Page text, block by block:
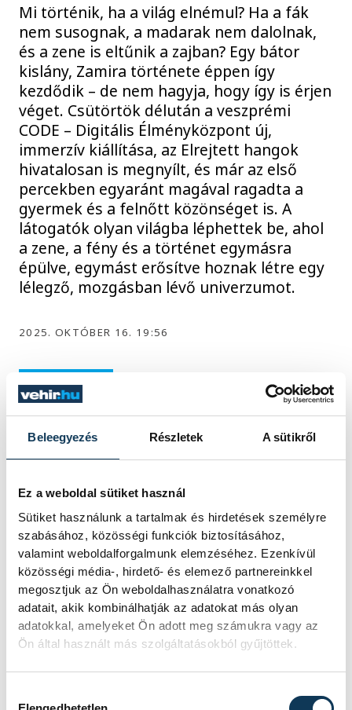
Beleegyezés Részletek A sütikről
Ez a weboldal sütiket használ
Sütiket használunk a tartalmak és hirdetések személyre
szabásához, közösségi funkciók biztosításához,
valamint weboldalforgalmunk elemzéséhez. Ezenkívül
közösségi média-, hirdető- és elemező partnereinkkel
megosztjuk az Ön weboldalhasználatra vonatkozó
adatait, akik kombinálhatják az adatokat más olyan
adatokkal, amelyeket Ön adott meg számukra vagy az
Ön által használt más szolgáltatásokból gyűjtöttek.
Mi történik, ha a világ elnémul? Ha a fák
nem susognak, a madarak nem dalolnak,
és a zene is eltűnik a zajban? Egy bátor
kislány, Zamira története éppen így
kezdődik – de nem hagyja, hogy így is érjen
véget. Csütörtök délután a veszprémi
CODE – Digitális Élményközpont új,
immerzív kiállítása, az Elrejtett hangok
hivatalosan is megnyílt, és már az első
percekben egyaránt magával ragadta a
gyermek és a felnőtt közönséget is. A
látogatók olyan világba léphettek be, ahol
a zene, a fény és a történet egymásra
épülve, egymást erősítve hoznak létre egy
lélegző, mozgásban lévő univerzumot.
2025. OKTÓBER 16. 19:56
KÖZÉLET
Interaktív, játékos formában
az állatvédelemről
Az immár harmadik alkalommal
megrendezett Állatvédelmi Témahéten 360
ezer gyermek tanult az állatok védelméről.
A kezdeményezés mára Európa
legnagyobb állatvédelmi oktatási
programjává vált. A gyermekek játékos és
élményalapú foglalkozásokon keresztül
tanulnak a felelős állattartásról.
2025. OKTÓBER 10. 21:36